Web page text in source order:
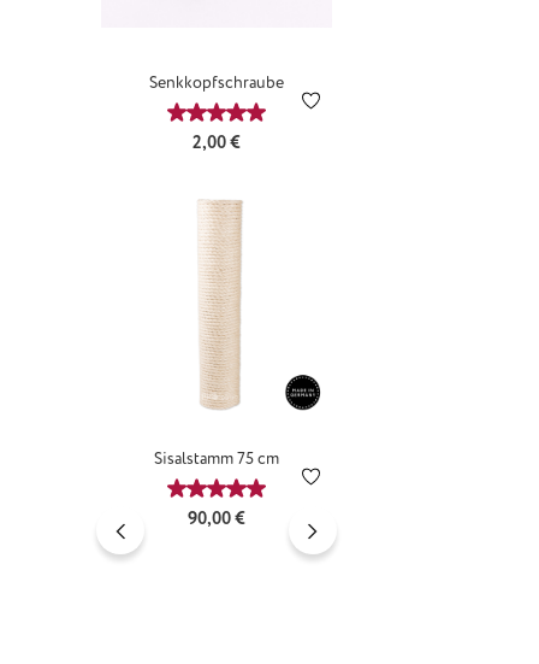
Senkkopfschraube
Durchschnittliche Bewertung von 5 von 5
Regulärer Preis:
2,00 €
Sisalstamm 75 cm
Durchschnittliche Bewertung von 5 von 5
Regulärer Preis:
90,00 €